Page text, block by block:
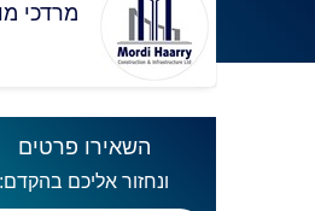
מרדכי
השאירו פרטים
ונחזור אליכם בהקדם: